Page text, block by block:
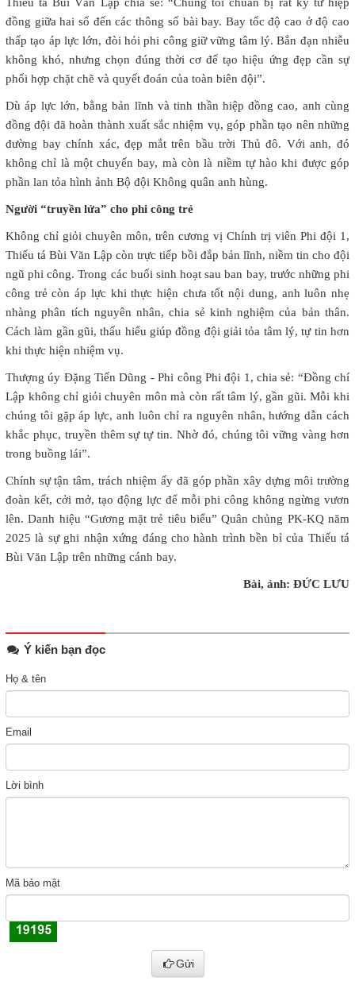
đồng giữa hai số đến các thông số bài bay. Bay tốc độ cao ở độ cao
thấp tạo áp lực lớn, đòi hỏi phi công giữ vững tâm lý. Bắn đạn nhiễu
không khó, nhưng chọn đúng thời cơ để tạo hiệu ứng đẹp cần sự
phối hợp chặt chẽ và quyết đoán của toàn biên đội”.
Dù áp lực lớn, bằng bản lĩnh và tinh thần hiệp đồng cao, anh cùng
đồng đội đã hoàn thành xuất sắc nhiệm vụ, góp phần tạo nên những
đường bay chính xác, đẹp mắt trên bầu trời Thủ đô. Với anh, đó
không chỉ là một chuyến bay, mà còn là niềm tự hào khi được góp
phần lan tỏa hình ảnh Bộ đội Không quân anh hùng.
Người “truyền lửa” cho phi công trẻ
Không chỉ giỏi chuyên môn, trên cương vị Chính trị viên Phi đội 1,
Thiếu tá Bùi Văn Lập còn trực tiếp bồi đắp bản lĩnh, niềm tin cho đội
ngũ phi công. Trong các buổi sinh hoạt sau ban bay, trước những phi
công trẻ còn áp lực khi thực hiện chưa tốt nội dung, anh luôn nhẹ
nhàng phân tích nguyên nhân, chia sẻ kinh nghiệm của bản thân.
Cách làm gần gũi, thấu hiểu giúp đồng đội giải tỏa tâm lý, tự tin hơn
khi thực hiện nhiệm vụ.
Thượng úy Đặng Tiến Dũng - Phi công Phi đội 1, chia sẻ: “Đồng chí
Lập không chỉ giỏi chuyên môn mà còn rất tâm lý, gần gũi. Mỗi khi
chúng tôi gặp áp lực, anh luôn chỉ ra nguyên nhân, hướng dẫn cách
khắc phục, truyền thêm sự tự tin. Nhờ đó, chúng tôi vững vàng hơn
trong buồng lái”.
Chính sự tận tâm, trách nhiệm ấy đã góp phần xây dựng môi trường
đoàn kết, cởi mở, tạo động lực để mỗi phi công không ngừng vươn
lên. Danh hiệu “Gương mặt trẻ tiêu biểu” Quân chủng PK-KQ năm
2025 là sự ghi nhận xứng đáng cho hành trình bền bỉ của Thiếu tá
Bùi Văn Lập trên những cánh bay.
Bài, ảnh: ĐỨC LƯU
Ý kiến bạn đọc
Họ & tên
Email
Lời bình
Mã bảo mật
Gửi